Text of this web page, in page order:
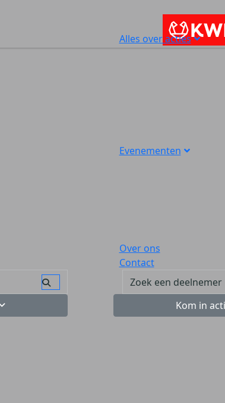
Alles over acties
Evenementen
Over ons
Contact
Kom in